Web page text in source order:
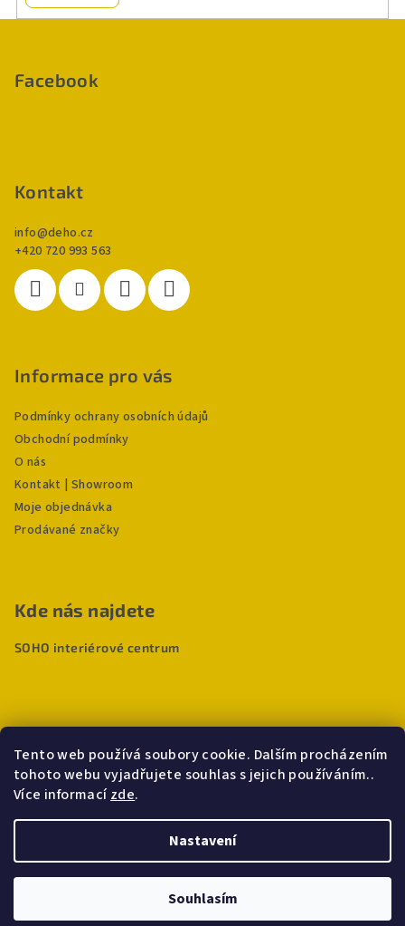
Tento web používá soubory cookie. Dalším procházením
tohoto webu vyjadřujete souhlas s jejich používáním..
Více informacízde.
Nastavení
Souhlasím
Facebook
Kontakt
info@deho.cz
+420 720 993 563
Informace pro vás
Podmínky ochrany osobních údajů
Obchodní podmínky
O nás
Kontakt | Showroom
Moje objednávka
Prodávané značky
Kde nás najdete
SOHO interiérové centrum
Vytvořil Shoptet